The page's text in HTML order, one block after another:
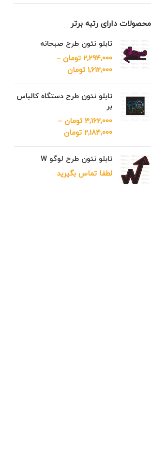
محصولات دارای رتبه برتر
تابلو نئون طرح صبحانه
2,294,000 تومان –
1,612,000 تومان
تابلو نئون طرح دستگاه کالباس
بر
3,162,000 تومان –
2,184,000 تومان
تابلو نئون طرح لوگو W
لطفا تماس بگیرید